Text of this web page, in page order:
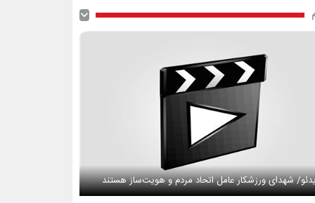
شهدای ورزشکار عامل اتحاد مردم و هویت‌ساز هستند